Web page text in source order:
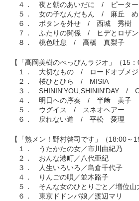
４． 夜と朝のあいだに / ピーター
５． 女の子なんだもん / 麻丘 め
６． ボタンを外せ / 西城 秀樹
７． ふたりの関係 / ヒデとロザン
８． 桃色吐息 / 高橋 真梨子
【「髙岡美樹のべっぴんラジオ」（15：
１． 大切なもの / ロードオブメジ
２． 桜ひとひら / MISIA
３． SHININ'YOU,SHININ'DAY /
４． 明日への序奏 / 半﨑 美子
５． ウグイス / スネオヘアー
６． 戻れない道 / 平松 愛理
【「熟メン！野村啓司です」（18:00～
１． うたかたの女／市川由紀乃
２． おんな港町／八代亜紀
３． 人生いろいろ／島倉千代子
４． りんごの唄／並木路子
５． そんな女のひとりごと／増位山
６． 東京ドドンパ娘／渡辺マリ